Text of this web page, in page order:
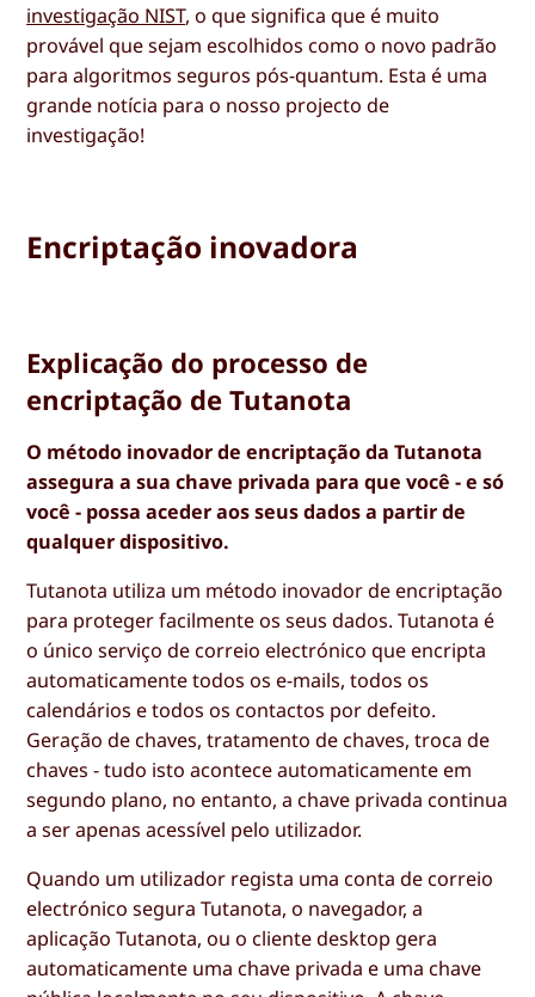
investigação NIST, o que significa que é muito
provável que sejam escolhidos como o novo padrão
para algoritmos seguros pós-quantum. Esta é uma
grande notícia para o nosso projecto de
investigação!
Encriptação inovadora
Explicação do processo de
encriptação de Tutanota
O método inovador de encriptação da Tutanota
assegura a sua chave privada para que você - e só
você - possa aceder aos seus dados a partir de
qualquer dispositivo.
Tutanota utiliza um método inovador de encriptação
para proteger facilmente os seus dados. Tutanota é
o único serviço de correio electrónico que encripta
automaticamente todos os e-mails, todos os
calendários e todos os contactos por defeito.
Geração de chaves, tratamento de chaves, troca de
chaves - tudo isto acontece automaticamente em
segundo plano, no entanto, a chave privada continua
a ser apenas acessível pelo utilizador.
Quando um utilizador regista uma conta de correio
electrónico segura Tutanota, o navegador, a
aplicação Tutanota, ou o cliente desktop gera
automaticamente uma chave privada e uma chave